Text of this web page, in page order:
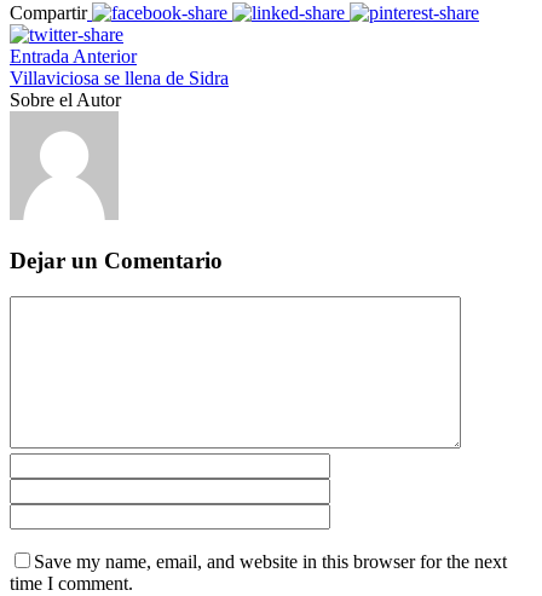
Compartir
Entrada Anterior
Villaviciosa se llena de Sidra
Sobre el Autor
Dejar un Comentario
Save my name, email, and website in this browser for the next
time I comment.